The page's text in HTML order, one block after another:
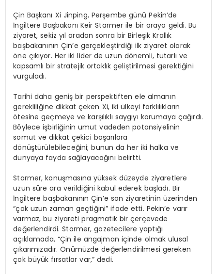
Çin Başkanı Xi Jinping, Perşembe günü Pekin’de
İngiltere Başbakanı Keir Starmer ile bir araya geldi. Bu
ziyaret, sekiz yıl aradan sonra bir Birleşik Krallık
başbakanının Çin’e gerçekleştirdiği ilk ziyaret olarak
öne çıkıyor. Her iki lider de uzun dönemli, tutarlı ve
kapsamlı bir stratejik ortaklık geliştirilmesi gerektiğini
vurguladı.
Tarihi daha geniş bir perspektiften ele almanın
gerekliliğine dikkat çeken Xi, iki ülkeyi farklılıkların
ötesine geçmeye ve karşılıklı saygıyı korumaya çağırdı.
Böylece işbirliğinin umut vadeden potansiyelinin
somut ve dikkat çekici başarılara
dönüştürülebileceğini; bunun da her iki halka ve
dünyaya fayda sağlayacağını belirtti.
Starmer, konuşmasına yüksek düzeyde ziyaretlere
uzun süre ara verildiğini kabul ederek başladı. Bir
İngiltere başbakanının Çin’e son ziyaretinin üzerinden
“çok uzun zaman geçtiğini” ifade etti. Pekin’e varır
varmaz, bu ziyareti pragmatik bir çerçevede
değerlendirdi. Starmer, gazetecilere yaptığı
açıklamada, “Çin ile angajman içinde olmak ulusal
çıkarımızadır. Önümüzde değerlendirilmesi gereken
çok büyük fırsatlar var,” dedi.